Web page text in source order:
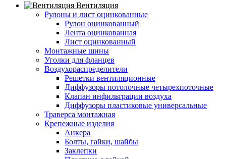
Вентиляция
Рулоны и лист оцинкованные
Рулон оцинкованный
Лента оцинкованная
Лист оцинкованный
Монтажные шины
Уголки для фланцев
Воздухораспределители
Решетки вентиляционные
Диффузоры потолочные четырехпоточные
Клапан инфильтрации воздуха
Диффузоры пластиковые универсальные
Траверса монтажная
Крепежные изделия
Анкера
Болты, гайки, шайбы
Заклепки